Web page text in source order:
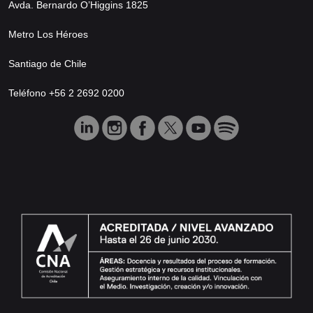
Avda. Bernardo O’Higgins 1825
Metro Los Héroes
Santiago de Chile
Teléfono +56 2 2692 0200